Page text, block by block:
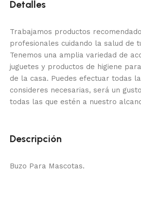
Detalles
Trabajamos productos
profesionales cuidando la salud de
Tenemos una amplia variedad de
juguetes y productos de higiene
de la casa. Puedes efectuar todas
consideres necesarias, será un
todas las que estén a nuestro
Descripción
Buzo Para Mascotas.